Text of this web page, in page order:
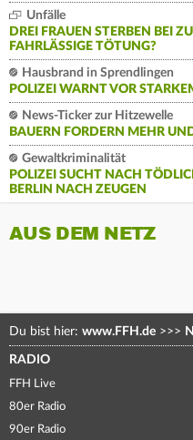
Unfälle
DREI FRAUEN STERBEN BEI
AHRLÄSSIGE TÖTUNG?
Hausbrand in Sprendlingen
POLIZEI WARNT VOR
News-Ticker zur Hitzewelle
BAUERN FORDERN MEHR
Gewaltkriminalität
POLIZEI SUCHT NACH
BERLIN NACH ZEUGEN
AUS DEM NETZ
Du bist hier: www.FFH.de >>>
RADIO
FFH Live
80er Radio
90er Radio